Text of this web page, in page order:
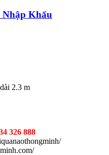
Khẩu
2.3 m
326 888